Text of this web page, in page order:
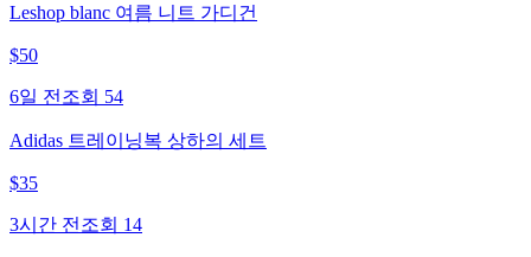
Leshop blanc 여름 니트 가디건
$50
6일 전 조회 54
Adidas 트레이닝복 상하의 세트
$35
3시간 전 조회 14